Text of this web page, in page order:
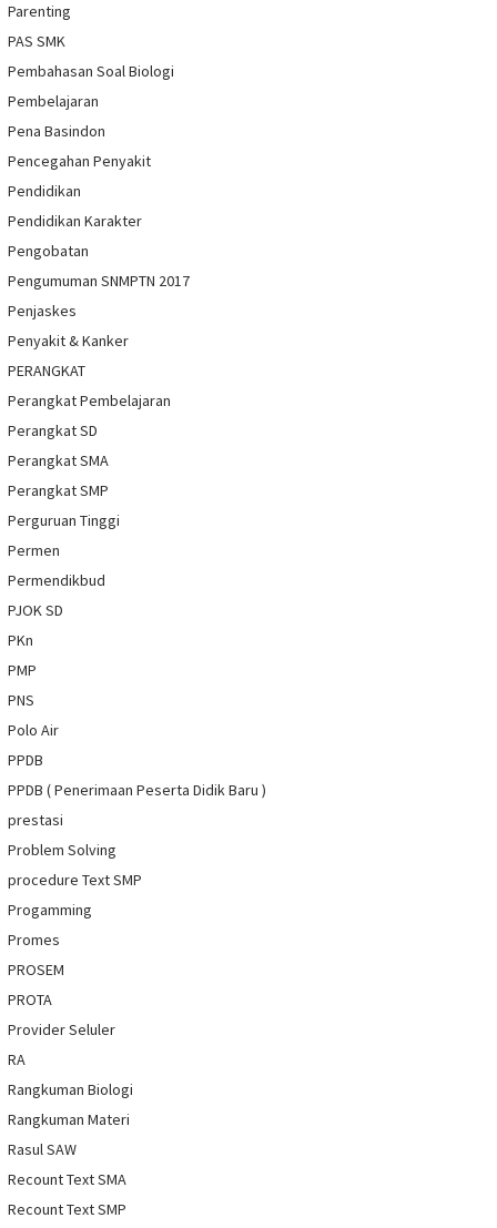
Parenting
PAS SMK
Pembahasan Soal Biologi
Pembelajaran
Pena Basindon
Pencegahan Penyakit
Pendidikan
Pendidikan Karakter
Pengobatan
Pengumuman SNMPTN 2017
Penjaskes
Penyakit & Kanker
PERANGKAT
Perangkat Pembelajaran
Perangkat SD
Perangkat SMA
Perangkat SMP
Perguruan Tinggi
Permen
Permendikbud
PJOK SD
PKn
PMP
PNS
Polo Air
PPDB
PPDB ( Penerimaan Peserta Didik Baru )
prestasi
Problem Solving
procedure Text SMP
Progamming
Promes
PROSEM
PROTA
Provider Seluler
RA
Rangkuman Biologi
Rangkuman Materi
Rasul SAW
Recount Text SMA
Recount Text SMP